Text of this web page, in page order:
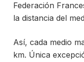
Federación
la distancia del
Así, cada medio
km. Única